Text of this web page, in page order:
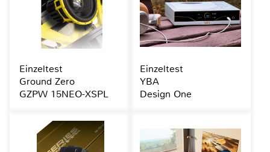
Einzeltest
Ground Zero
GZPW 15NEO-XSPL
Einzeltest
YBA
Design One